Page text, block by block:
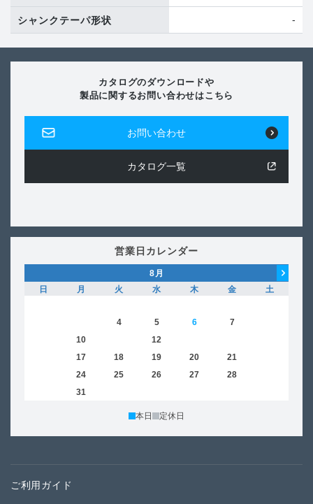
シャンクテーパ形状 -
カタログのダウンロードや
製品に関するお問い合わせはこちら
お問い合わせ
カタログ一覧
営業日カレンダー
8 月
日
月 火 水 木 金
土
4 5 6 7
10 12
17 18 19 20 21
24 25 26 27 28
31
本日 定休日
ご利用ガイド